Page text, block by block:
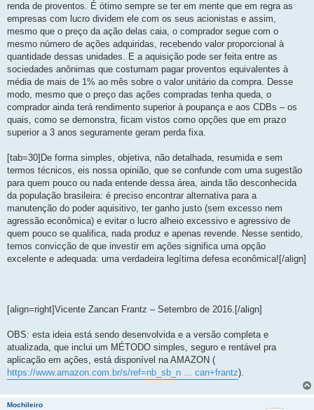
renda de proventos. É ótimo sempre se ter em mente que em regra as
empresas com lucro dividem ele com os seus acionistas e assim,
mesmo que o preço da ação delas caia, o comprador segue com o
mesmo número de ações adquiridas, recebendo valor proporcional à
quantidade dessas unidades. E a aquisição pode ser feita entre as
sociedades anônimas que costumam pagar proventos equivalentes à
média de mais de 1% ao mês sobre o valor unitário da compra. Desse
modo, mesmo que o preço das ações compradas tenha queda, o
comprador ainda terá rendimento superior à poupança e aos CDBs – os
quais, como se demonstra, ficam vistos como opções que em prazo
superior a 3 anos seguramente geram perda fixa.
[tab=30]De forma simples, objetiva, não detalhada, resumida e sem
termos técnicos, eis nossa opinião, que se confunde com uma sugestão
para quem pouco ou nada entende dessa área, ainda tão desconhecida
da população brasileira: é preciso encontrar alternativa para a
manutenção do poder aquisitivo, ter ganho justo (sem excesso nem
agressão econômica) e evitar o lucro alheio excessivo e agressivo de
quem pouco se qualifica, nada produz e apenas revende. Nesse sentido,
temos convicção de que investir em ações significa uma opção
excelente e adequada: uma verdadeira legítima defesa econômica![/align]
[align=right]Vicente Zancan Frantz – Setembro de 2016.[/align]
OBS: esta ideia está sendo desenvolvida e a versão completa e
atualizada, que inclui um MÉTODO simples, seguro e rentável pra
aplicação em ações, está disponível na AMAZON (
https://www.amazon.com.br/s/ref=nb_sb_n ... can+frantz).
Mochileiro